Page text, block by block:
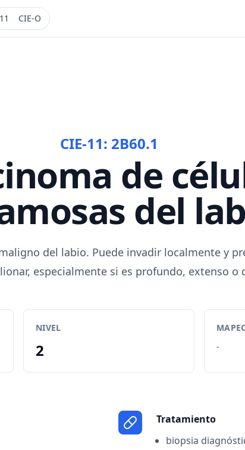
CIE-O
CIE-11: 2B60.1
de
del
del labio. Puede invadir localmente y
especialmente si es profundo, extenso o
NIVEL
2
-
Tratamiento
biopsia